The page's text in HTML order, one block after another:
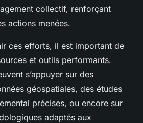
collectif, renforçant
actions menées.
ces efforts, il est important de
et outils performants.
s’appuyer sur des
géospatiales, des études
précises, ou encore sur
adaptés aux